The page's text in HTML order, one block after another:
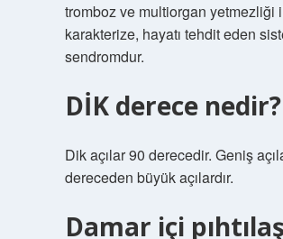
tromboz ve multiorgan yetmezliği
karakterize, hayatı tehdit eden
sendromdur.
DİK derece nedir?
Dik açılar 90 derecedir. Geniş
dereceden büyük açılardır.
Damar içi